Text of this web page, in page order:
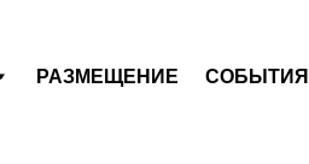
РАЗМЕЩЕНИЕ СОБЫТИЯ